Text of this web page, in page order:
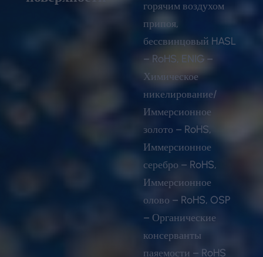
горячим воздухом
припоя,
бессвинцовый HASL
– RoHS, ENIG –
Химическое
никелирование/
Иммерсионное
золото – RoHS,
Иммерсионное
серебро – RoHS,
Иммерсионное
олово – RoHS, OSP
– Органические
консерванты
паяемости – RoHS